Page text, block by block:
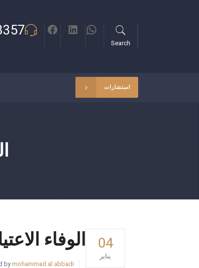
Search
استشارات
04
يناير
الوفاء
by mohammad al abbadi